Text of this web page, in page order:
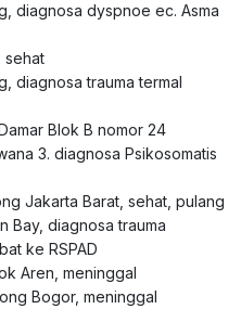
diagnosa dyspnoe ec. Asma
sehat
diagnosa trauma termal
Blok B nomor 24
3. diagnosa Psikosomatis
Jakarta Barat, sehat, pulang
Bay, diagnosa trauma
ke RSPAD
Aren, meninggal
Bogor, meninggal